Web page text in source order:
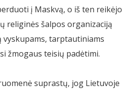
į Maskvą, o iš ten reikėjo
religinės šalpos organizaciją
vyskupams, tarptautiniams
žmogaus teisių padėtimi.
suprastų, jog Lietuvoje